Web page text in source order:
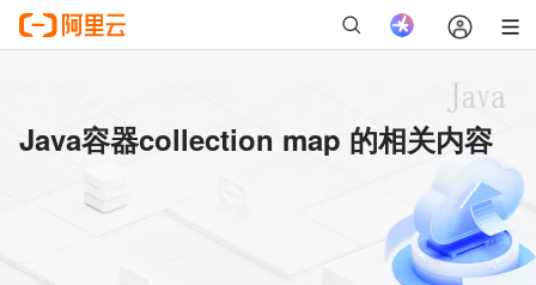
Java容器collection map 的相关内容